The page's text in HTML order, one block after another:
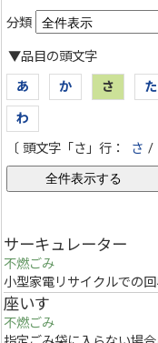
分類
▼品目の頭文字
あ
か さ た
わ
〔 頭文字「さ」行：
さ /
サーキュレーター
不燃ごみ
小型家電リサイクルでの
座いす
不燃ごみ